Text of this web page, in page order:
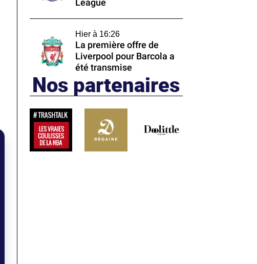
League
Hier à 16:26
La première offre de
Liverpool pour Barcola a
été transmise
Nos partenaires